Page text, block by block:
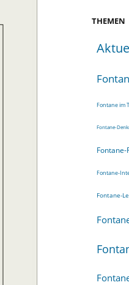
THEMEN
Fontane im
Fontane-
Fontane-
Fontane-
Fontane-